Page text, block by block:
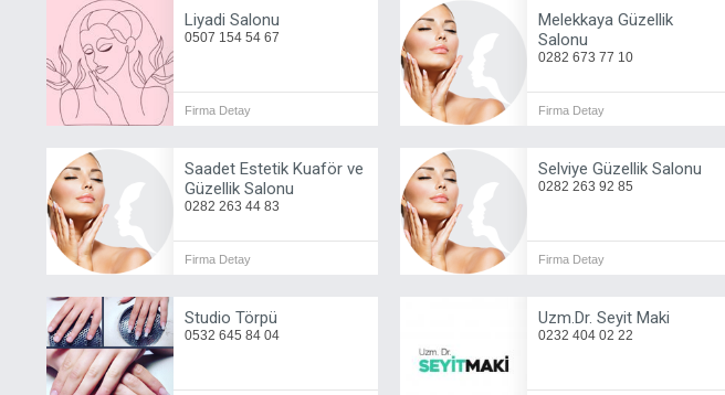
Liyadi Salonu
0507 154 54 67
Firma Detay
Melekkaya Güzellik
Salonu
0282 673 77 10
Firma Detay
Saadet Estetik Kuaför ve
Güzellik Salonu
0282 263 44 83
Firma Detay
Selviye Güzellik Salonu
0282 263 92 85
Firma Detay
Studio Törpü
0532 645 84 04
Uzm.Dr. Seyit Maki
0232 404 02 22